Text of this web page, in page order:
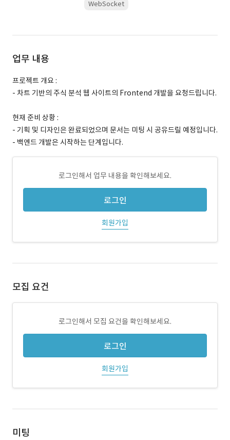
WebSocket
업무 내용
프로젝트 개요 :
- 차트 기반의 주식 분석 웹 사이트의 Frontend 개발을 요청드립니다.
현재 준비 상황 :
- 기획 및 디자인은 완료되었으며 문서는 미팅 시 공유드릴 예정입니다.
- 백엔드 개발은 시작하는 단계입니다.
로그인해서 업무 내용을 확인해보세요.
로그인
회원가입
모집 요건
로그인해서 모집 요건을 확인해보세요.
로그인
회원가입
미팅